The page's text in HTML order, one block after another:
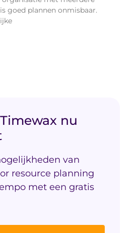
goed plannen onmisbaar.
nu
van
resource planning
met een gratis